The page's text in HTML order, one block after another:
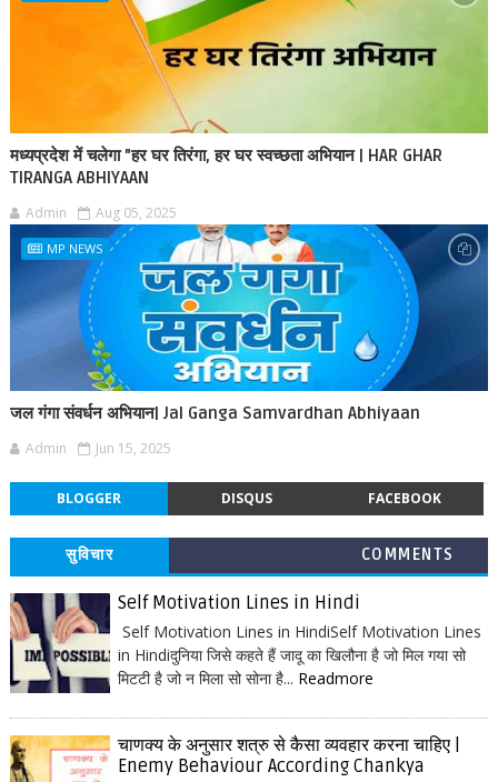
मध्यप्रदेश में चलेगा "हर घर तिरंगा, हर घर स्वच्छता अभियान | HAR GHAR
TIRANGA ABHIYAAN
Admin Aug 05, 2025
MP NEWS
जल गंगा संवर्धन अभियान| Jal Ganga Samvardhan Abhiyaan
Admin Jun 15, 2025
BLOGGER DISQUS FACEBOOK
सुविचार COMMENTS
Self Motivation Lines in Hindi
Self Motivation Lines in HindiSelf Motivation Lines
in Hindiदुनिया जिसे कहते हैं जादू का खिलौना है जो मिल गया सो
मिटटी है जो न मिला सो सोना है... Readmore
चाणक्य के अनुसार शत्रु से कैसा व्यवहार करना चाहिए |
Enemy Behaviour According Chankya